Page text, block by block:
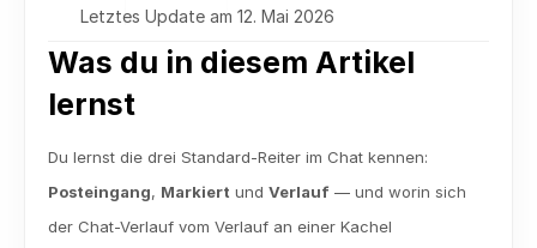
Letztes Update am 12. Mai 2026
Was du in diesem Artikel
lernst
Posteingang, Markiert und Verlauf — und worin sich
der Chat-Verlauf vom Verlauf an einer Kachel